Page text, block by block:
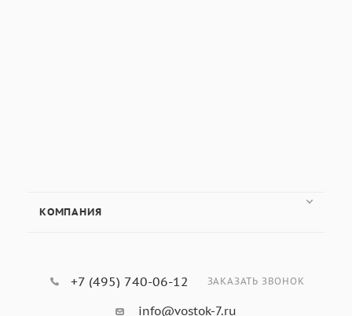
КОМПАНИЯ
+7 (495) 740-06-12 ЗАКАЗАТЬ ЗВОНОК
info@vostok-7.ru